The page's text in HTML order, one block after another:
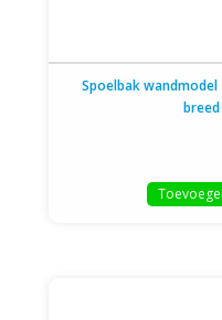
Spoelbak